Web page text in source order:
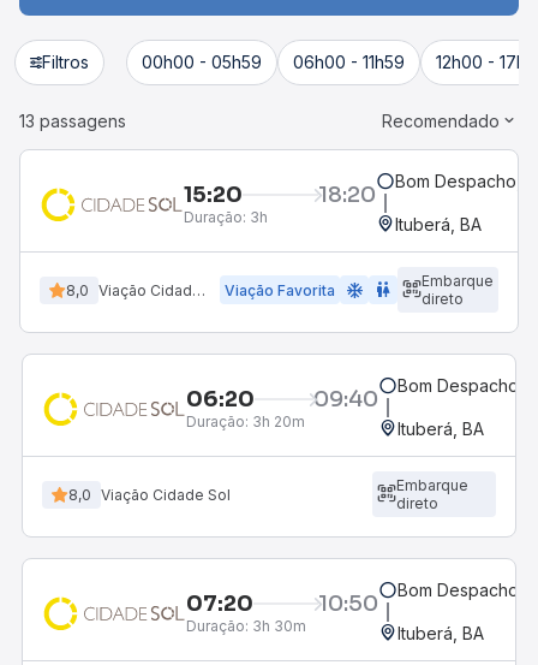
Filtros 00h00 - 05h59 06h00 - 11h59 12h00 -
13 passagens Recomendado
15:20 18:20
Duração: 3h
Bom Despacho,
Ituberá, BA
8,0 Viação Cidade Sol Viação Favorita ac_unit wc
Embarque
direto
06:20 09:40
Duração: 3h 20m
Bom Despacho,
Ituberá, BA
8,0 Viação Cidade Sol
Embarque
direto
07:20 10:50
Duração: 3h 30m
Bom Despacho,
Ituberá, BA